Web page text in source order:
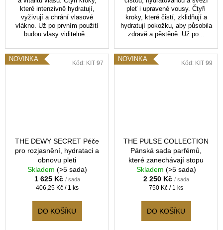
které intenzivně hydratují,
vyživují a chrání vlasové
vlákno. Už po prvním použití
budou vlasy viditelně...
pleť i upravené vousy. Čtyři
kroky, které čistí, zklidňují a
hydratují pokožku, aby působila
zdravě a pěstěně. Už po...
NOVINKA
THE DEWY SECRET Péče
pro rozjasnění, hydrataci a
obnovu pleti
Skladem (>5 sada)
1 625 Kč / sada
Měrná
406,25 Kč / 1 ks
DO KOŠÍKU
Kód: KIT 97
NOVINKA
THE PULSE COLLECTION
Pánská sada parfémů,
které zanechávají stopu
Skladem (>5 sada)
2 250 Kč / sada
Měrná
750 Kč / 1 ks
DO KOŠÍKU
Kód: KIT 99